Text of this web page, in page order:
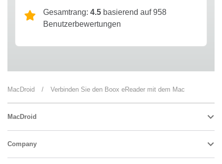
Gesamtrang: 4.5 basierend auf 958
Benutzerbewertungen
MacDroid / Verbinden Sie den Boox eReader mit dem Mac
MacDroid
Company